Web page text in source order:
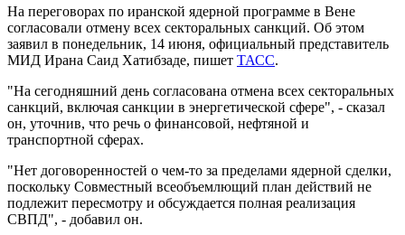
На переговорах по иранской ядерной программе в Вене
согласовали отмену всех секторальных санкций. Об этом
заявил в понедельник, 14 июня, официальный представитель
МИД Ирана Саид Хатибзаде, пишет ТАСС.
"На сегодняшний день согласована отмена всех секторальных
санкций, включая санкции в энергетической сфере", - сказал
он, уточнив, что речь о финансовой, нефтяной и
транспортной сферах.
"Нет договоренностей о чем-то за пределами ядерной сделки,
поскольку Совместный всеобъемлющий план действий не
подлежит пересмотру и обсуждается полная реализация
СВПД", - добавил он.